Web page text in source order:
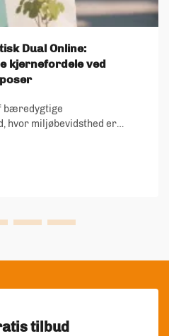
Dual Online:
kjernefordele ved
bæredygtige
hvor miljøbevidsthed er
affaldskrise. Disse
tilbud